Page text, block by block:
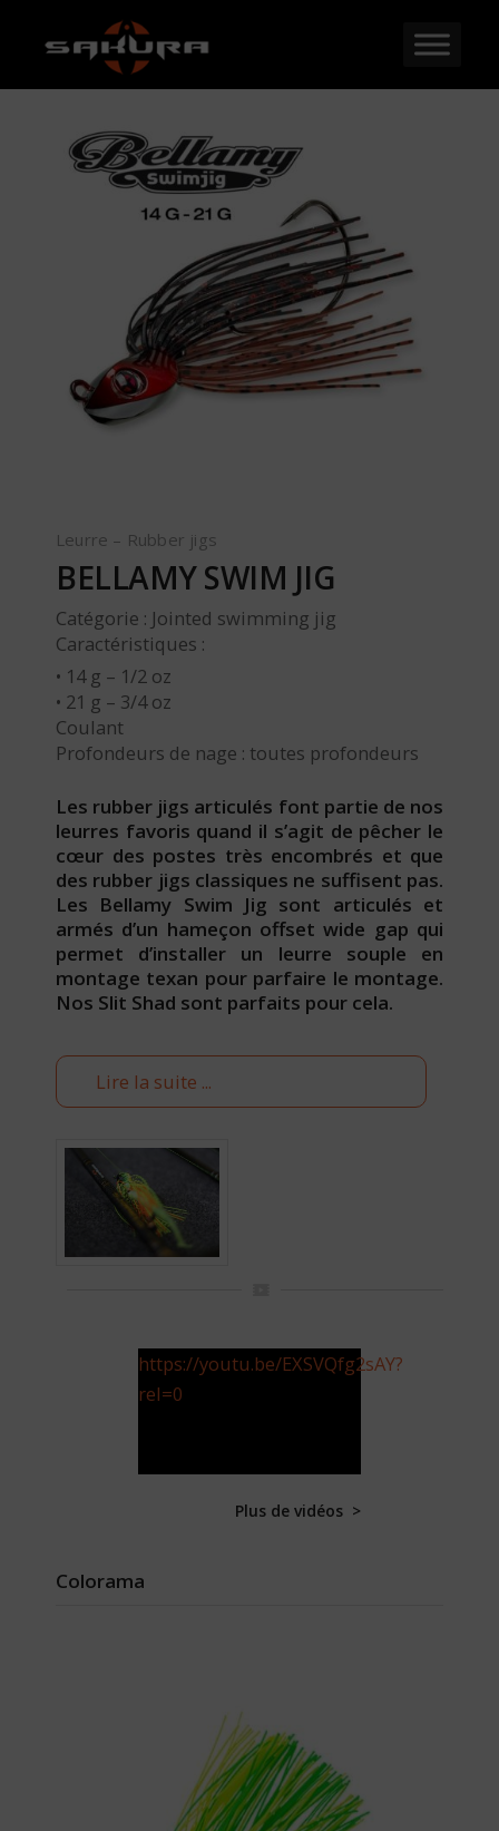
Leurre – Rubber jigs
BELLAMY SWIM JIG
Catégorie : Jointed swimming jig
Caractéristiques :
• 14 g – 1/2 oz
• 21 g – 3/4 oz
Coulant
Profondeurs de nage : toutes profondeurs
Les rubber jigs articulés font partie de nos
leurres favoris quand il s’agit de pêcher le
cœur des postes très encombrés et que
des rubber jigs classiques ne suffisent pas.
Les Bellamy Swim Jig sont articulés et
armés d’un hameçon offset wide gap qui
permet d’installer un leurre souple en
montage texan pour parfaire le montage.
Nos Slit Shad sont parfaits pour cela.
Lire la suite ...
https://youtu.be/EXSVQfg2sAY?
rel=0
Plus de vidéos >
Colorama